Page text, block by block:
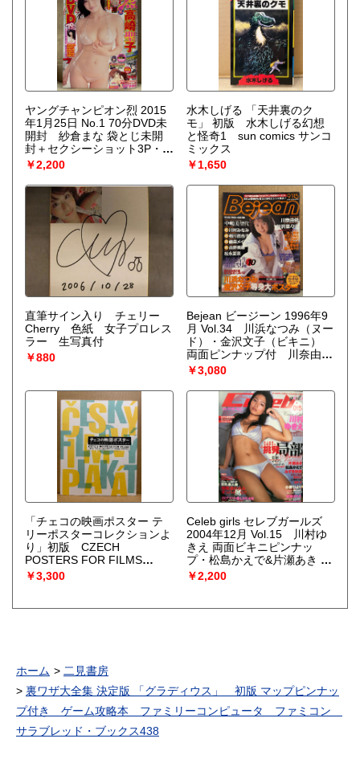
ヤングチャンピオン烈 2015
年1月25日 No.1 70分DVD未
開封 紗倉まな 袋とじ未開
封＋セクシーショット3P・高
橋聖子(しょう子/たかしょー)
ビキニ7p 他
￥2,200
水木しげる 「天井裏のク
モ」 初版 水木しげる幻想
と怪奇1 sun comics サンコ
ミックス
￥1,650
直筆サイン入り チェリー
Cherry 色紙 女子プロレス
ラー 生写真付
￥880
Bejean ビージーン 1996年9
月 Vol.34 川浜なつみ（ヌー
ド）・金沢文子（ビキニ）
両面ピンナップ付 川奈由
依・桜沢菜々子・中嶋美智
代・川村みなみ・相川百合
子・藤森メイ・吉野美穂・松
永夏奈・青沼ちあさ・松田ち
ゆり・可愛ゆう・北原梨奈・
里中あやか・女子高生制服型
録10 他
￥3,080
「チェコの映画ポスター テ
リーポスターコレクションよ
り」初版 CZECH
POSTERS FOR FILMS
FROM THE COLLECTION
OF TERRY POSTERS
￥3,300
Celeb girls セレブガールズ
2004年12月 Vol.15 川村ゆ
きえ 両面ビキニピンナッ
プ・松島かえで&片瀬あき 両
面ヌードピンナップ付き。小
春ひより・みずき紗英・かわ
み・瀬戸準・紅音ほたる 他
￥2,200
ホーム
二見書房
裏ワザ大全集 決定版 「グラディウス」 初版 マップピンナッ
プ付き ゲーム攻略本 ファミリーコンピュータ ファミコン
サラブレッド・ブックス438